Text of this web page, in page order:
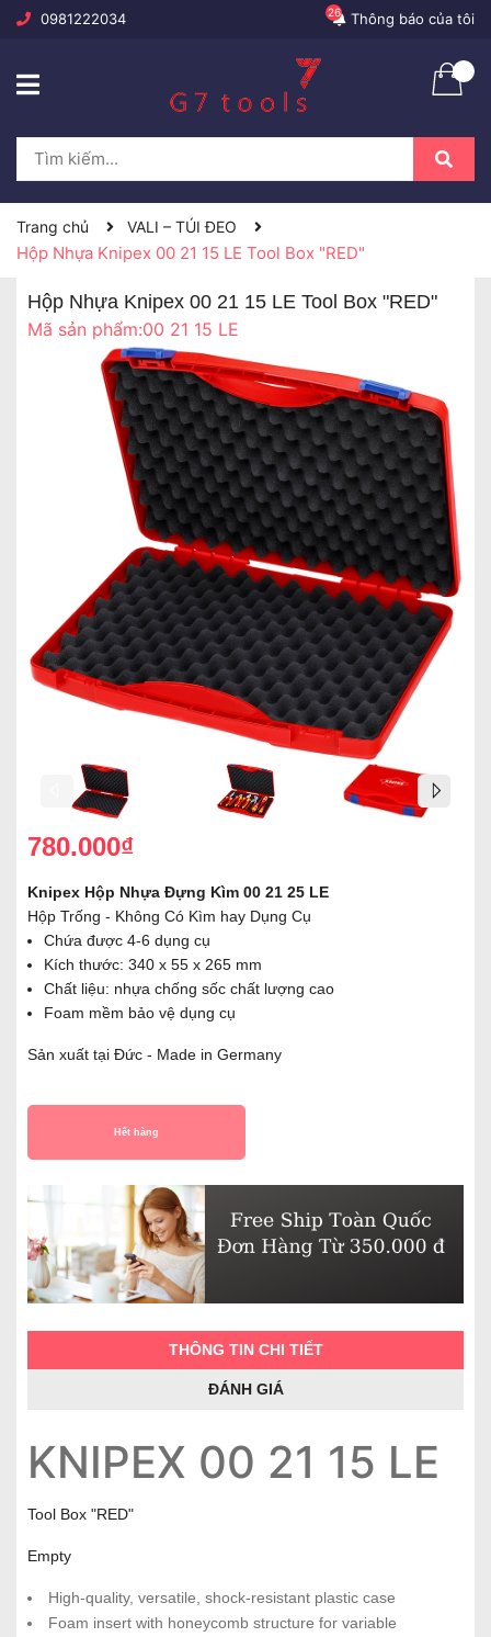
0981222034 Thông báo của tôi
26
Trang chủ VALI – TÚI ĐEO
Hộp Nhựa Knipex 00 21 15 LE Tool Box "RED"
Hộp Nhựa Knipex 00 21 15 LE Tool Box "RED"
Mã sản phẩm:00 21 15 LE
780.000₫
Knipex Hộp Nhựa Đựng Kìm 00 21 25 LE
Hộp Trống - Không Có Kìm hay Dụng Cụ
Chứa được 4-6 dụng cụ
Kích thước: 340 x 55 x 265 mm
Chất liệu: nhựa chống sốc chất lượng cao
Foam mềm bảo vệ dụng cụ
Sản xuất tại Đức - Made in Germany
Hết hàng
THÔNG TIN CHI TIẾT
ĐÁNH GIÁ
KNIPEX 00 21 15 LE
Tool Box "RED"
Empty
High-quality, versatile, shock-resistant plastic case
Foam insert with honeycomb structure for variable